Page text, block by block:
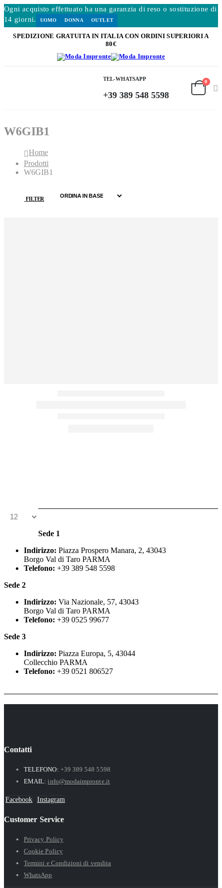
Ogni acquisto effettuato ha una garanzia di reso o sostituzione di
14 giorni.
UOMO DONNA OUTLET
SPEDIZIONE GRATUITA IN ITALIA CON ORDINI SUPERIORI A
80€
TEL-WHATSAPP
+39 389 548 5598
0
W6GIB1
Home
Prodotti
W6GIB1
FILTER
Sede 1
Indirizzo: Piazza Prospero Manara, 2, 43043
Borgo Val di Taro PARMA
Telefono: +39 389 548 5598
Sede 2
Indirizzo: Via Nazionale, 57, 43043
Borgo Val di Taro PARMA
Telefono: +39 0525 99677
Sede 3
Indirizzo: Piazza Europa, 5, 43044
Collecchio PARMA
Telefono: +39 0521 806527
Contatti
TELEFONO: +39 389 548 5598
EMAIL: info@modaimpronte.it
Facebook Instagram
Customer Service
Privacy Policy
Cookie Policy
Termini e Condizioni di vendita
WhatsApp